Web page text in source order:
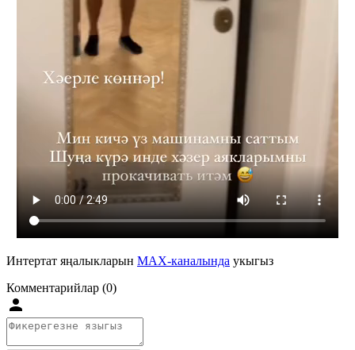
Интертат яңалыкларын MAX-каналында укыгыз
Комментарийлар (0)